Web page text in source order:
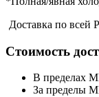
Доставка по всей
Стоимость
В пределах
За пределы